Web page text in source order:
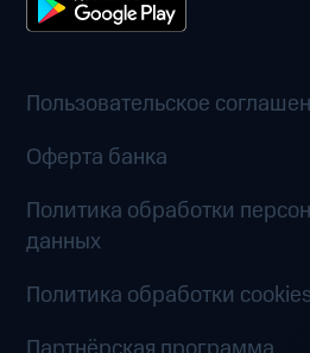
Пользовательское
Оферта банка
Политика обработки
данных
Политика обработки